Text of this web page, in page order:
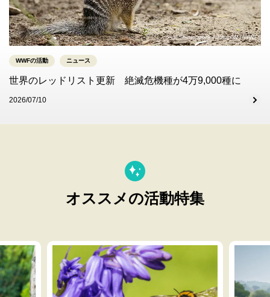
© Shutterstock / Julian W / WWF
WWFの活動 ニュース
世界のレッドリスト更新 絶滅危機種が4万9,000種に
2026/07/10
オススメの活動特集